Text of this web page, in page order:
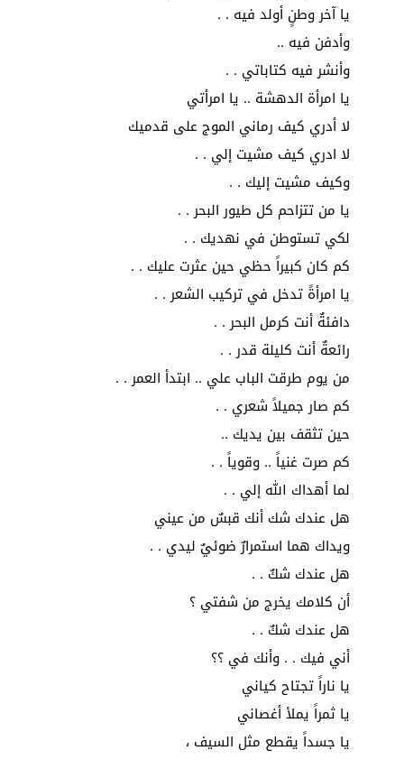
يا آخر وطنٍ أولد فيه . .
وأدفن فيه ..
وأنشر فيه كتاباتي . .
يا امرأة الدهشة .. يا امرأتي
لا أدري كيف رماني الموج على قدميك
لا ادري كيف مشيت إلي . .
وكيف مشيت إليك . .
يا من تتزاحم كل طيور البحر . .
لكي تستوطن في نهديك . .
كم كان كبيراً حظي حين عثرت عليك . .
يا امرأةً تدخل في تركيب الشعر . .
دافئةٌ أنت كرمل البحر . .
رائعةٌ أنت كليلة قدر . .
من يوم طرقت الباب علي .. ابتدأ العمر . .
كم صار جميلاً شعري . .
حين تثقف بين يديك ..
كم صرت غنياً .. وقوياً . .
لما أهداك الله إلي . .
هل عندك شك أنك قبسٌ من عيني
ويداك هما استمرارٌ ضوئيٌ ليدي . .
هل عندك شكٌ . .
أن كلامك يخرج من شفتي ؟
هل عندك شكٌ . .
أني فيك . . وأنك في ؟؟
يا ناراً تجتاح كياني
يا ثمراً يملأ أغصاني
يا جسداً يقطع مثل السيف ،